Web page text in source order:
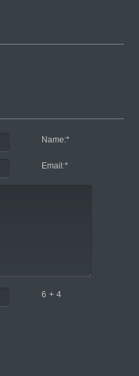
Name:*
Email:*
6 + 4